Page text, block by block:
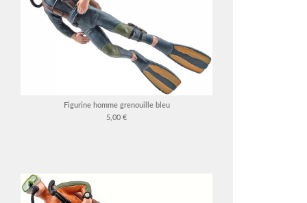
Figurine homme grenouille bleu
5,00 €